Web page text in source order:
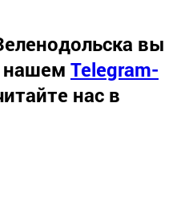
вы
нашем Telegram-
нас в